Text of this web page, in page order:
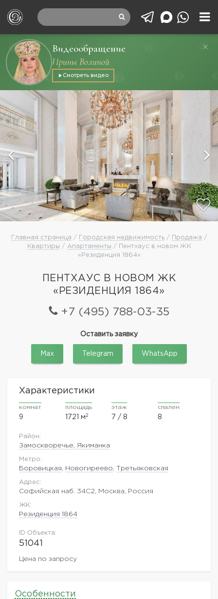
Видеообращение
Ирины Волиной
Смотреть видео
Главная страница / Городская недвижимость/ Продажа /
Квартиры / Апартаменты / Пентхаус в новом ЖК
«Резиденция 1864»
ПЕНТХАУС В НОВОМ ЖК
«РЕЗИДЕНЦИЯ 1864»
+7 (495) 788-03-35
Оставить заявку
Max Telegram WhatsApp
Характеристики
комнат
9
площадь
1721 м2
этаж
7 / 8
спален
8
Район:
Замоскворечье, Якиманка
Метро:
Боровицкая Новогиреево Третьяковская
Адрес:
Софийская наб. 34С2, Москва, Россия
ЖK:
Резиденция 1864
ID Объекта:
51041
Цена по запросу
Особенности